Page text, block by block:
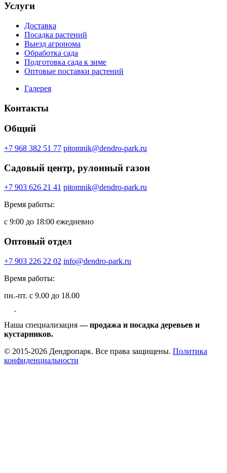
Услуги
Доставка
Посадка растений
Выезд агронома
Обработка сада
Подготовка сада к зиме
Оптовые поставки растений
Галерея
Контакты
Общий
+7 968 382 51 77 pitomnik@dendro-park.ru
Садовый центр, рулонный газон
+7 903 626 21 41 pitomnik@dendro-park.ru
Время работы:
с 9:00 до 18:00 ежедневно
Оптовый отдел
+7 903 226 22 02 info@dendro-park.ru
Время работы:
пн.-пт. с 9.00 до 18.00
Наша специализация— продажа и посадка деревьев и
кустарников.
© 2015-2026 Дендропарк. Все права защищены. Политика
конфиденциальности